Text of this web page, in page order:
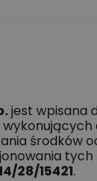
jest wpisana
środków
tych
28/15421.